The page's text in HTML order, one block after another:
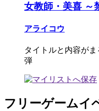
女教師・美喜 ～
アライコウ
タイトルと内容が
弾
フリーゲームイ